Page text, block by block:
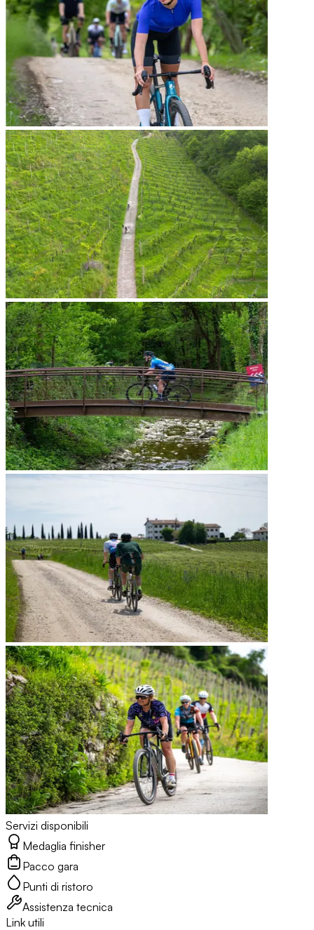
Servizi disponibili
Medaglia finisher
Pacco gara
Punti di ristoro
Assistenza tecnica
Link utili